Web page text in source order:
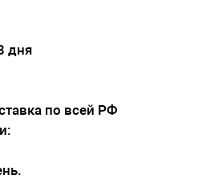
дня
по всей РФ